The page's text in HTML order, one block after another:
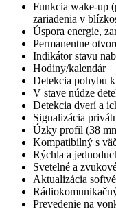
Funkcia wake-up
zariadenia v
Úspora energie,
Permanentne
Indikátor stavu
Hodiny/kalendár
Detekcia pohybu
V stave núdze
Detekcia dverí a
Signalizácia
Úzky profil (38
Kompatibilný s
Rýchla a
Svetelné a
Aktualizácia
Prevedenie na